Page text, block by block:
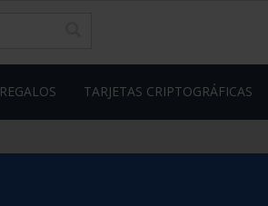
REGALOS TARJETAS CRIPTOGRÁFICAS